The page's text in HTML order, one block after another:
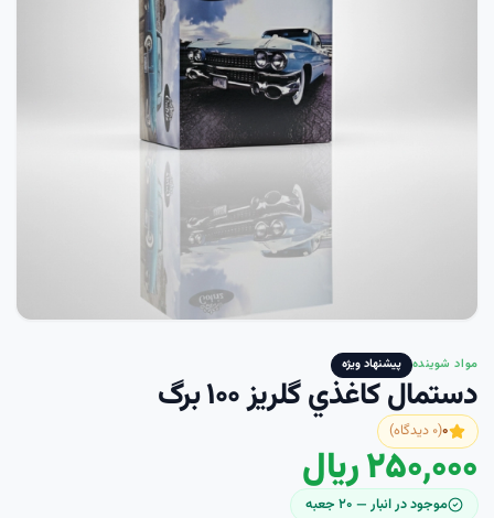
مواد شوینده پیشنهاد ویژه
دستمال کاغذي گلريز ۱۰۰ برگ
۰(۰ دیدگاه)
۲۵۰٬۰۰۰ ریال
موجود در انبار — ۲۰ جعبه